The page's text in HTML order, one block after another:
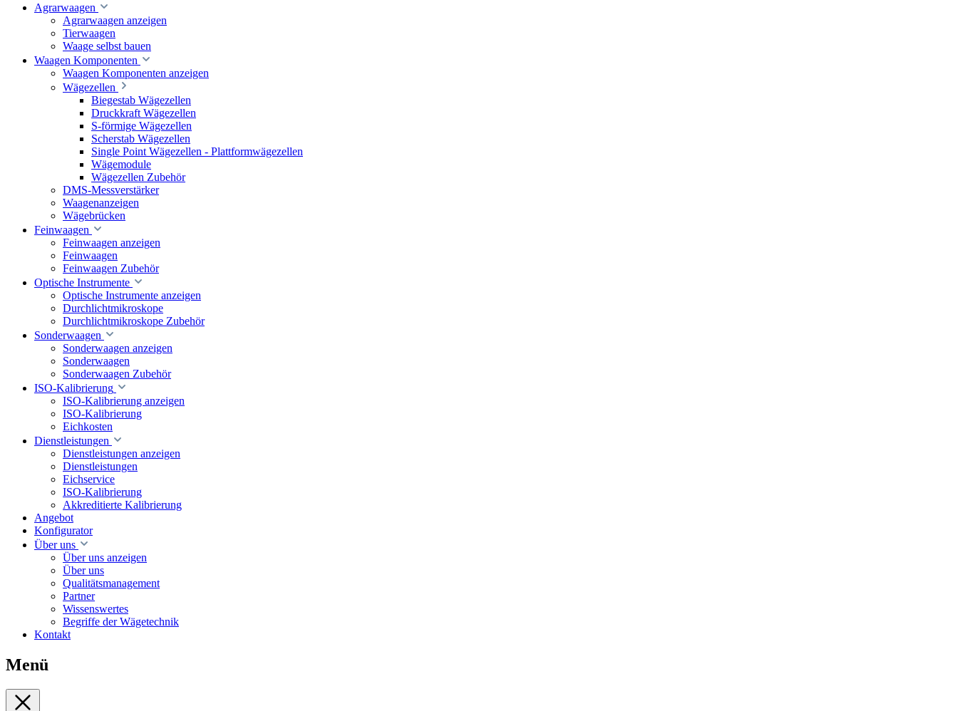
Agrarwaagen
Agrarwaagen anzeigen
Tierwaagen
Waage selbst bauen
Waagen Komponenten
Waagen Komponenten anzeigen
Wägezellen
Biegestab Wägezellen
Druckkraft Wägezellen
S-förmige Wägezellen
Scherstab Wägezellen
Single Point Wägezellen - Plattformwägezellen
Wägemodule
Wägezellen Zubehör
DMS-Messverstärker
Waagenanzeigen
Wägebrücken
Feinwaagen
Feinwaagen anzeigen
Feinwaagen
Feinwaagen Zubehör
Optische Instrumente
Optische Instrumente anzeigen
Durchlichtmikroskope
Durchlichtmikroskope Zubehör
Sonderwaagen
Sonderwaagen anzeigen
Sonderwaagen
Sonderwaagen Zubehör
ISO-Kalibrierung
ISO-Kalibrierung anzeigen
ISO-Kalibrierung
Eichkosten
Dienstleistungen
Dienstleistungen anzeigen
Dienstleistungen
Eichservice
ISO-Kalibrierung
Akkreditierte Kalibrierung
Angebot
Konfigurator
Über uns
Über uns anzeigen
Über uns
Qualitätsmanagement
Partner
Wissenswertes
Begriffe der Wägetechnik
Kontakt
Menü